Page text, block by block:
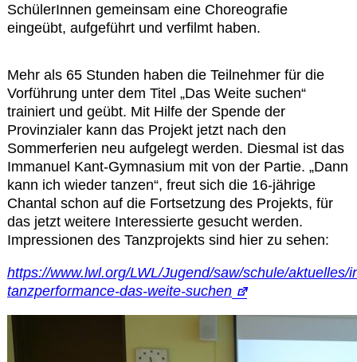
SchülerInnen gemeinsam eine Choreografie
eingeübt, aufgeführt und verfilmt haben.
Mehr als 65 Stunden haben die Teilnehmer für die
Vorführung unter dem Titel „Das Weite suchen“
trainiert und geübt. Mit Hilfe der Spende der
Provinzialer kann das Projekt jetzt nach den
Sommerferien neu aufgelegt werden. Diesmal ist das
Immanuel Kant-Gymnasium mit von der Partie. „Dann
kann ich wieder tanzen“, freut sich die 16-jährige
Chantal schon auf die Fortsetzung des Projekts, für
das jetzt weitere Interessierte gesucht werden.
Impressionen des Tanzprojekts sind hier zu sehen:
https://www.lwl.org/LWL/Jugend/saw/schule/aktuelles/
tanzperformance-das-weite-suchen